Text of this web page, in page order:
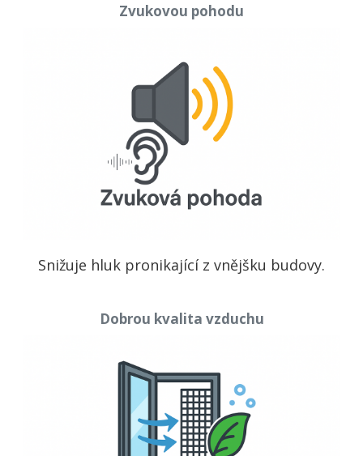
Zvukovou pohodu
Snižuje hluk pronikající z vnějšku budovy.
Dobrou kvalita vzduchu